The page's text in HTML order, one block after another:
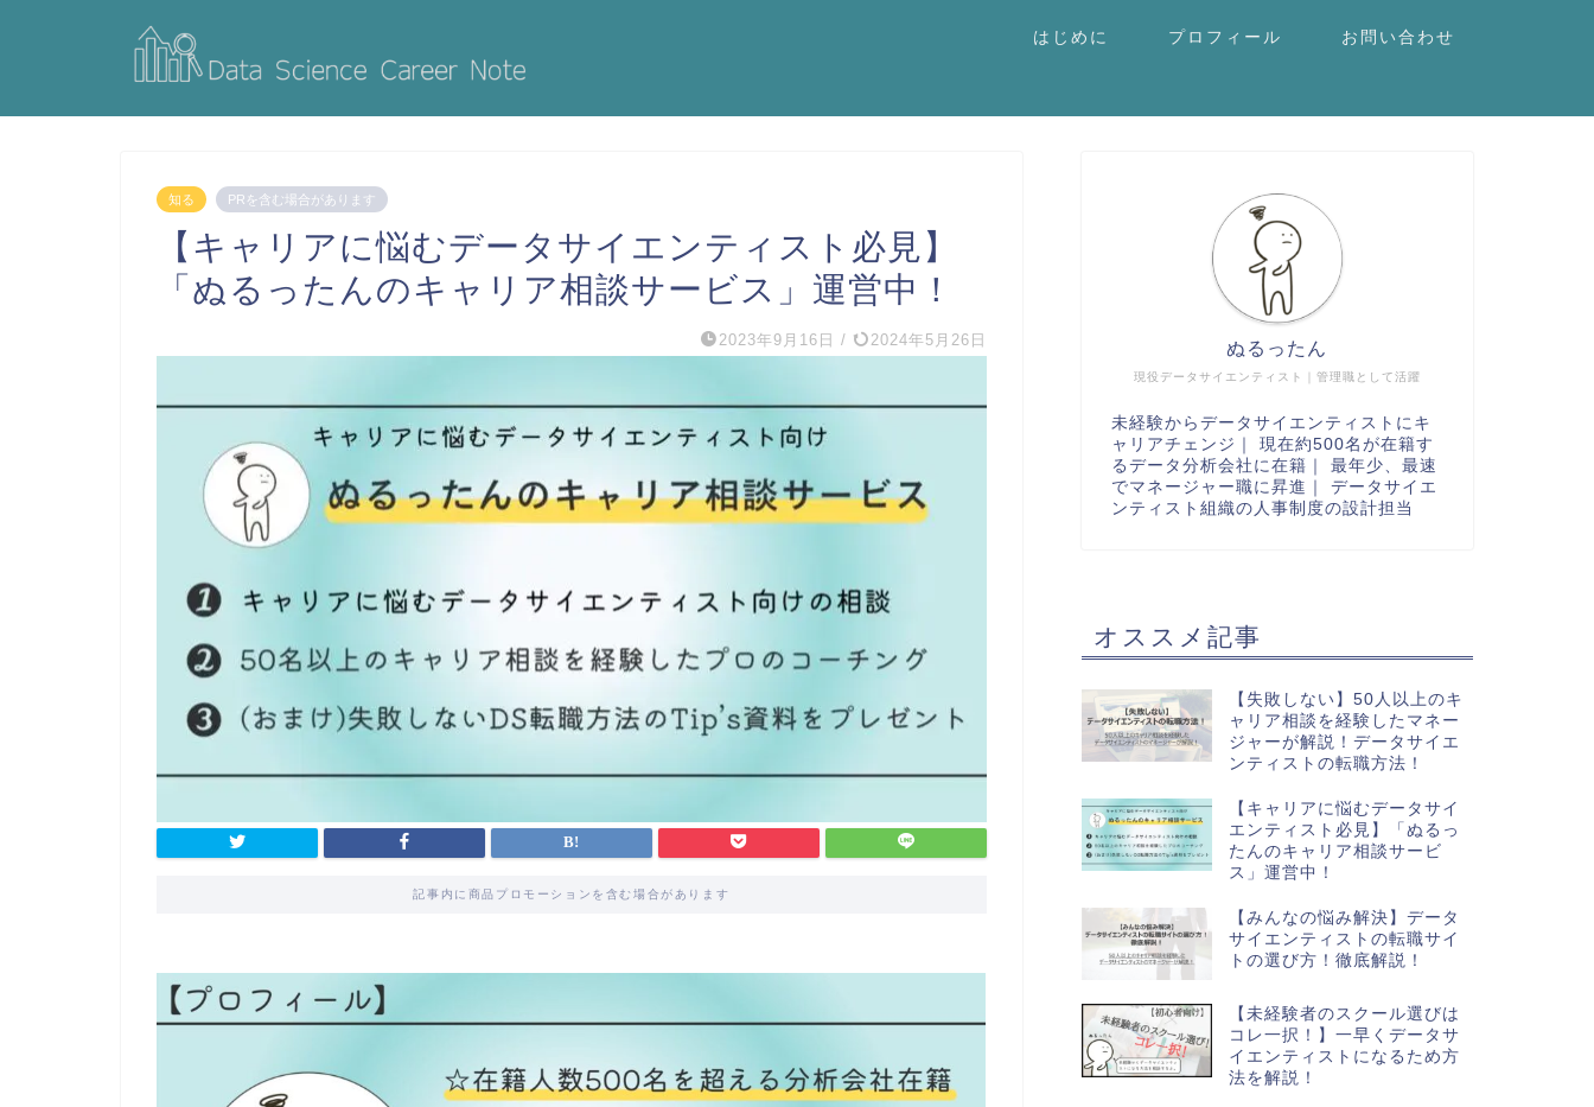
はじめに プロフィール お問い合わせ
知る PRを含む場合があります
【キャリアに悩むデータサイエンティスト必見】
「ぬるったんのキャリア相談サービス」運営中！
2023年9月16日 / 2024年5月26日
記事内に商品プロモーションを含む場合があります
現役データサイエンティスト｜管理職として活躍
ぬるったん
未経験からデータサイエンティストにキ
ャリアチェンジ｜ 現在約500名が在籍す
るデータ分析会社に在籍｜ 最年少、最速
でマネージャー職に昇進｜ データサイエ
ンティスト組織の人事制度の設計担当
オススメ記事
【失敗しない】50人以上のキ
ャリア相談を経験したマネー
ジャーが解説！データサイエ
ンティストの転職方法！
【キャリアに悩むデータサイ
エンティスト必見】「ぬるっ
たんのキャリア相談サービ
ス」運営中！
【みんなの悩み解決】データ
サイエンティストの転職サイ
トの選び方！徹底解説！
【未経験者のスクール選びは
コレ一択！】一早くデータサ
イエンティストになるため方
法を解説！